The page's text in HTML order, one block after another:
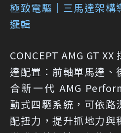
極致電驅｜三馬達架構
邏輯
CONCEPT AMG GT
達配置：前軸單馬達、
合新一代 AMG
動式四驅系統，可依路
配扭力，提升抓地力與